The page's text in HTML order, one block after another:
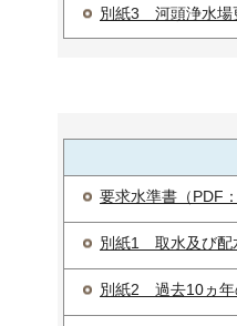
別紙3 河頭浄水場
要求水準書（PDF：
別紙1 取水及び配
別紙2 過去10ヵ年